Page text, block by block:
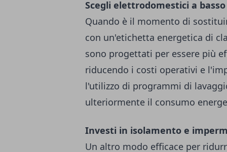
Scegli elettrodomestici a
Quando è il momento di
con un'etichetta energetica di
sono progettati per essere più
riducendo i costi operativi e
l'utilizzo di programmi di
ulteriormente il consumo
Investi in isolamento e
Un altro modo efficace per